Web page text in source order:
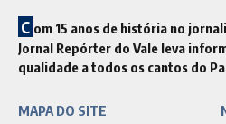
C om 15 anos de história no
Jornal Repórter do Vale leva
qualidade a todos os cantos do
MAPA DO SITE